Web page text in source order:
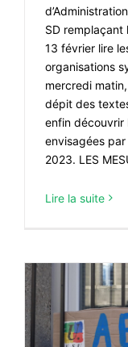
SD remplaçant
13 février lire
organisations
mercredi
dépit des
enfin découvrir
envisagées par
2023. LES
Lire la suite